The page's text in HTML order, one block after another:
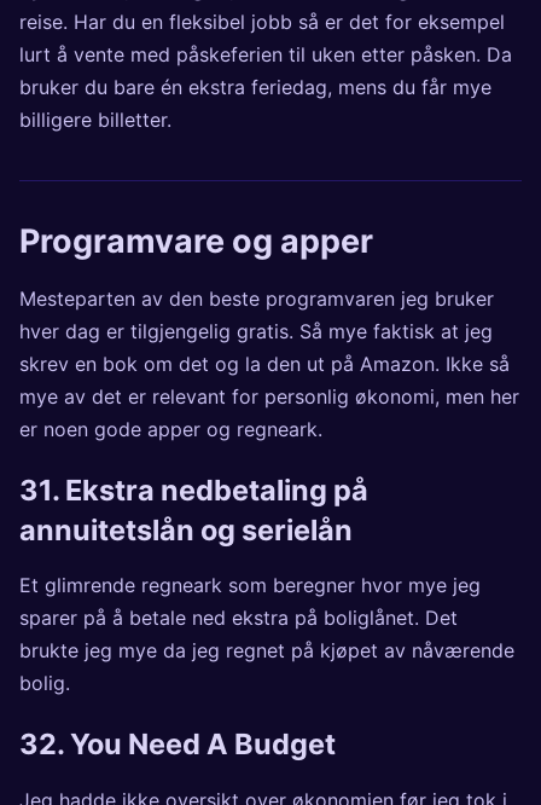
reise. Har du en fleksibel jobb så er det for eksempel
lurt å vente med påskeferien til uken etter påsken. Da
bruker du bare én ekstra feriedag, mens du får mye
billigere billetter.
Programvare og apper
Mesteparten av den beste programvaren jeg bruker
hver dag er tilgjengelig gratis. Så mye faktisk at jeg
skrev en bok om det og la den ut på Amazon. Ikke så
mye av det er relevant for personlig økonomi, men her
er noen gode apper og regneark.
31. Ekstra nedbetaling på
annuitetslån og serielån
Et glimrende regneark som beregner hvor mye jeg
sparer på å betale ned ekstra på boliglånet. Det
brukte jeg mye da jeg regnet på kjøpet av nåværende
bolig.
32.You Need A Budget
Jeg hadde ikke oversikt over økonomien før jeg tok i